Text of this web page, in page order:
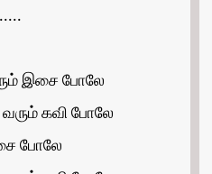
இசை போலே
வரும் கவி போலே
போலே